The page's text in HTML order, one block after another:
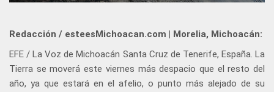
Redacción / esteesMichoacan.com | Morelia, Michoacán:
EFE / La Voz de Michoacán Santa Cruz de Tenerife, España. La
Tierra se moverá este viernes más despacio que el resto del
año, ya que estará en el afelio, o punto más alejado de su